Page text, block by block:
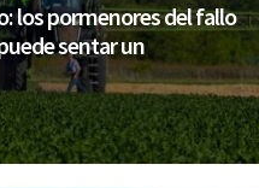
los pormenores del fallo
sentar un